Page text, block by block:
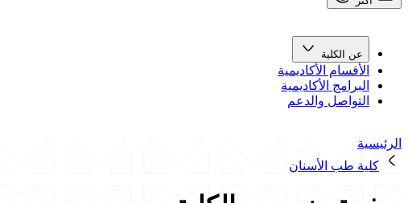
عن الكلية
الأقسام الأكاديمية
البرامج الأكاديمية
التواصل والدعم
الرئيسية
كلية طب الأسنان